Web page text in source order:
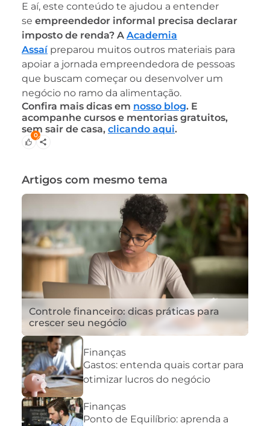
E aí, este conteúdo te ajudou a entender
se empreendedor informal precisa declarar
imposto de renda? A Academia
Assaí preparou muitos outros materiais para
apoiar a jornada empreendedora de pessoas
que buscam começar ou desenvolver um
negócio no ramo da alimentação.
Confira mais dicas em nosso blog. E
acompanhe cursos e mentorias gratuitos,
sem sair de casa, clicando aqui.
0
Artigos com mesmo tema
Controle financeiro: dicas práticas para
crescer seu negócio
Finanças
Gastos: entenda quais cortar para
otimizar lucros do negócio
Finanças
Ponto de Equilíbrio: aprenda a